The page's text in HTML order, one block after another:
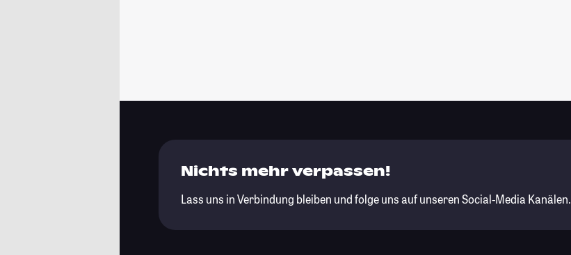
Nichts mehr verpassen!
Lass uns in Verbindung bleiben und folge uns auf unseren Social-Media Kanälen.